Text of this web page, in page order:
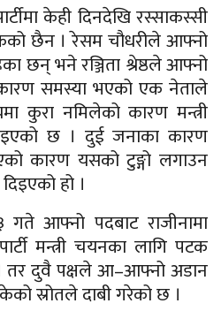
केही दिनदेखि रस्साकस्सी
छैन । रेसम चौधरीले आफ्नो
छन् भने रञ्जिता श्रेष्ठले आफ्नो
समस्या भएको एक नेताले
कुरा नमिलेको कारण मन्त्री
छ । दुई जनाका कारण
कारण यसको टुङ्गो लगाउन
हो ।
आफ्नो पदबाट राजीनामा
मन्त्री चयनका लागि पटक
तर दुवै पक्षले आ–आफ्नो अडान
स्रोतले दाबी गरेको छ ।